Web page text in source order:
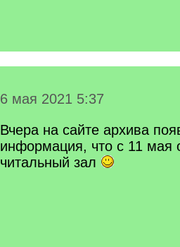
6 мая 2021 5:37
Вчера на сайте архива
информация, что с 11 мая
читальный зал